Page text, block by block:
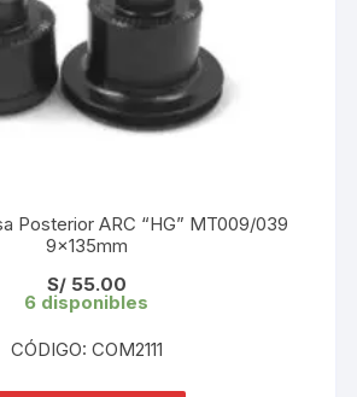
Posterior ARC “HG” MT009/039
9×135mm
S/55.00
6 disponibles
CÓDIGO: COM2111